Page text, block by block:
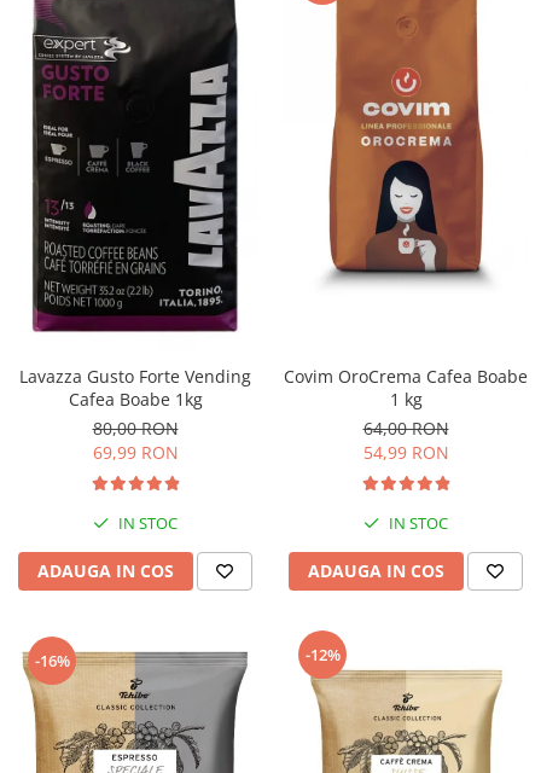
Lavazza Gusto Forte Vending
Cafea Boabe 1kg
80,00 RON
69,99 RON
IN STOC
ADAUGA IN COS
Covim OroCrema Cafea Boabe
1 kg
64,00 RON
54,99 RON
IN STOC
ADAUGA IN COS
-16% -12%